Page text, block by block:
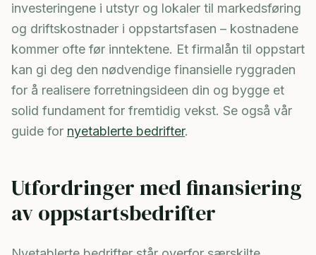
investeringene i utstyr og lokaler til markedsføring
og driftskostnader i oppstartsfasen – kostnadene
kommer ofte før inntektene. Et firmalån til oppstart
kan gi deg den nødvendige finansielle ryggraden
for å realisere forretningsideen din og bygge et
solid fundament for fremtidig vekst. Se også vår
guide for nyetablerte bedrifter.
Utfordringer med finansiering
av oppstartsbedrifter